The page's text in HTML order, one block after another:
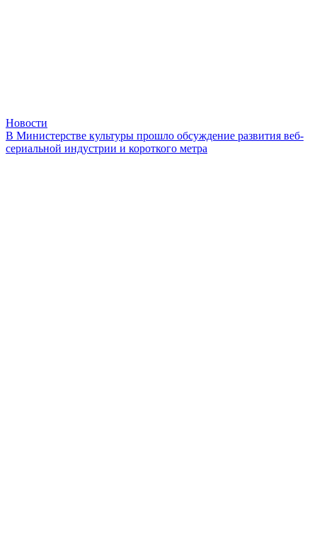
Новости
В Министерстве культуры прошло обсуждение развития веб-
сериальной индустрии и короткого метра